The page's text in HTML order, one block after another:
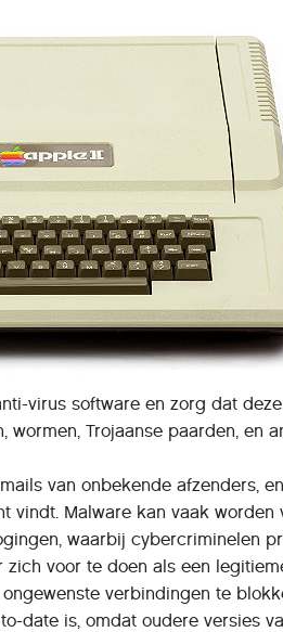
virus software en zorg dat
wormen, Trojaanse paarden, en
van onbekende afzenders,
vindt. Malware kan vaak worden
waarbij cybercriminelen
zich voor te doen als een
verbindingen te
date is, omdat oudere versies